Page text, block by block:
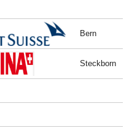
Bern
Steckborn